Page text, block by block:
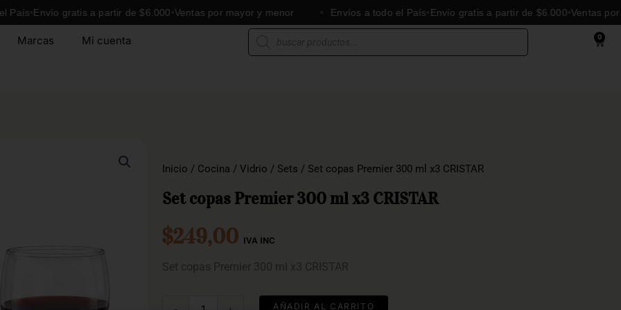
Envío gratis a partir de $6.000 Ventas por mayor y menor Envíos a todo el País Envío gratis a partir de $6.000 Ventas por
Marcas Mi cuenta
Búsqueda
0
Cart
Inicio / Cocina / Vidrio / Sets / Set copas Premier 300 ml x3 CRISTAR
Set copas Premier 300 ml x3 CRISTAR
$249,00 IVA INC
AÑADIR AL CARRITO